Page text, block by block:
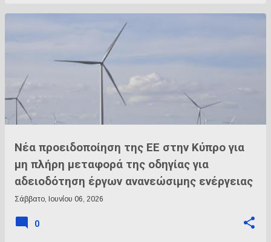
Νέα προειδοποίηση της ΕΕ στην Κύπρο για
μη πλήρη μεταφορά της οδηγίας για
αδειοδότηση έργων ανανεώσιμης ενέργειας
Σάββατο, Ιουνίου 06, 2026
0